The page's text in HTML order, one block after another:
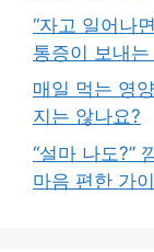
“자고 일어나
통증이 보내
매일 먹는 영
지는 않나요?
“설마 나도?”
마음 편한 가